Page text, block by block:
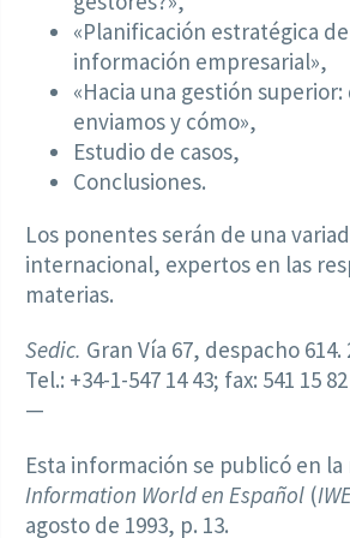
«Planificación estratégica
información empresarial»,
«Hacia una gestión
enviamos y cómo»,
Estudio de casos,
Conclusiones.
Los ponentes serán de una
internacional, expertos en las
materias.
Sedic. Gran Vía 67, despacho 614.
Tel.: +34-1-547 14 43; fax: 541 15 82
—
Esta información se publicó en la
Information World en Español (
agosto de 1993, p. 13.